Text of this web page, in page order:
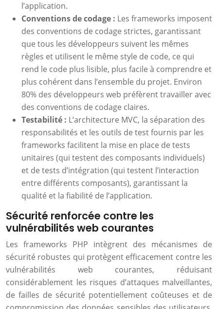
l’application.
Conventions de codage : Les frameworks imposent
des conventions de codage strictes, garantissant
que tous les développeurs suivent les mêmes
règles et utilisent le même style de code, ce qui
rend le code plus lisible, plus facile à comprendre et
plus cohérent dans l’ensemble du projet. Environ
80% des développeurs web préfèrent travailler avec
des conventions de codage claires.
Testabilité : L’architecture MVC, la séparation des
responsabilités et les outils de test fournis par les
frameworks facilitent la mise en place de tests
unitaires (qui testent des composants individuels)
et de tests d’intégration (qui testent l’interaction
entre différents composants), garantissant la
qualité et la fiabilité de l’application.
Sécurité renforcée contre les
vulnérabilités web courantes
Les frameworks PHP intègrent des mécanismes de
sécurité robustes qui protègent efficacement contre les
vulnérabilités web courantes, réduisant
considérablement les risques d’attaques malveillantes,
de failles de sécurité potentiellement coûteuses et de